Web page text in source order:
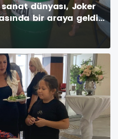
dünyası, Joker
bir araya geldi.
unutulmaz anlar